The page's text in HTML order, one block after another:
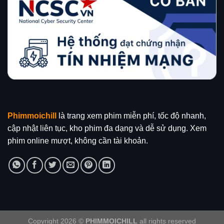
Phimmoichill
là trang xem phim miễn phí, tốc độ nhanh,
cập nhật liên tục, kho phim đa dạng và dễ sử dụng. Xem
phim online mượt, không cần tài khoản.
Copyright 2026 © PHIMMOICHILL all rights reserved